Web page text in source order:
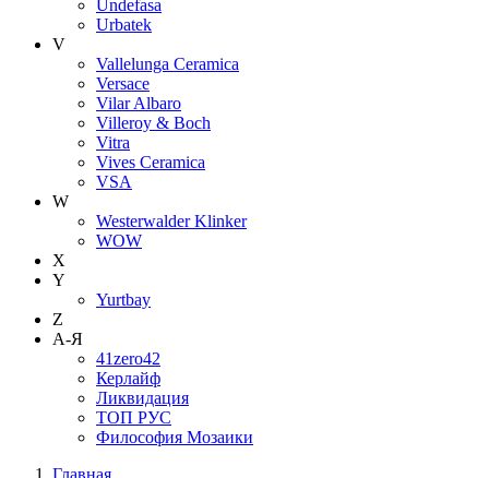
Undefasa
Urbatek
V
Vallelunga Ceramica
Versace
Vilar Albaro
Villeroy & Boch
Vitra
Vives Ceramica
VSA
W
Westerwalder Klinker
WOW
X
Y
Yurtbay
Z
А-Я
41zero42
Керлайф
Ликвидация
ТОП РУС
Философия Мозаики
Главная